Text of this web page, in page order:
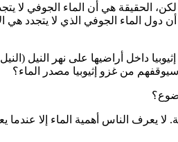
الحقيقة هي أن الماء الجوفي لا
الماء الجوفي الذي لا يتجدد
داخل أراضيها على نهر النيل
من غزو إثيوبيا مصدر الماء؟
الناس أهمية الماء إلا عندما